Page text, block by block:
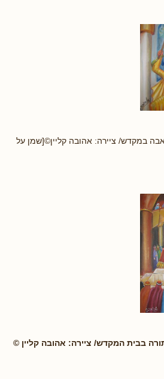
במקדש/ ציירה: אהובה קליין©[שמן על
בבית המקדש/ ציירה: אהובה קליין ©